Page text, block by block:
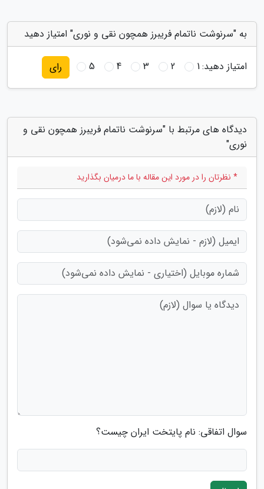
به "سرنوشت ناتمام فریبرز همچون نقی و نوری" امتیاز دهید
امتیاز دهید:1
2
3
4
5 رای
دیدگاه های مرتبط با "سرنوشت ناتمام فریبرز همچون نقی و
نوری"
* نظرتان را در مورد این مقاله با ما درمیان بگذارید
سوال اتفاقی: نام پایتخت ایران چیست؟